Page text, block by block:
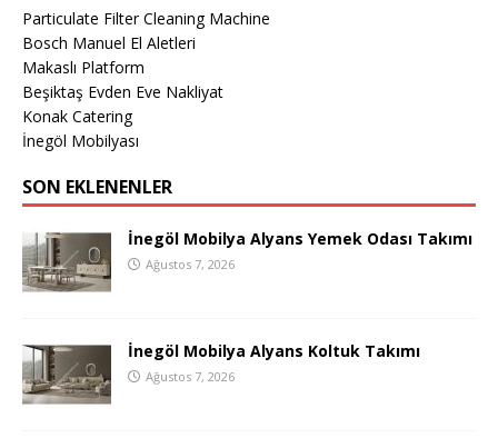
Particulate Filter Cleaning Machine
Bosch Manuel El Aletleri
Makaslı Platform
Beşiktaş Evden Eve Nakliyat
Konak Catering
İnegöl Mobilyası
SON EKLENENLER
İnegöl Mobilya Alyans Yemek Odası Takımı
Ağustos 7, 2026
İnegöl Mobilya Alyans Koltuk Takımı
Ağustos 7, 2026